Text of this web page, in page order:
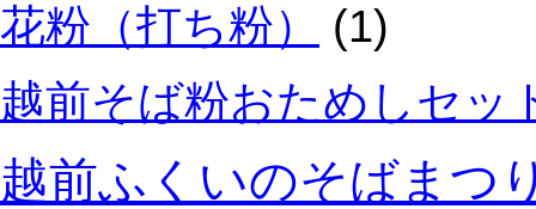
花粉（打ち粉）
(1)
越前そば粉おためしセッ
越前ふくいのそばまつ